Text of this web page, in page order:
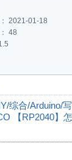
2021-01-18
48
综合/Arduino/
【RP2040】